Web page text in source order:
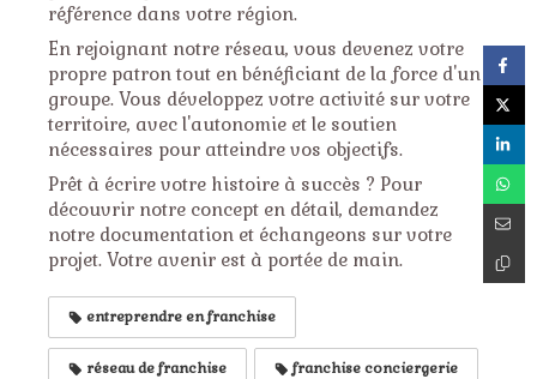
référence dans votre région.
En rejoignant notre réseau, vous devenez votre
propre patron tout en bénéficiant de la force d'un
groupe. Vous développez votre activité sur votre
territoire, avec l'autonomie et le soutien
nécessaires pour atteindre vos objectifs.
Prêt à écrire votre histoire à succès ? Pour
découvrir notre concept en détail, demandez
notre documentation et échangeons sur votre
projet. Votre avenir est à portée de main.
entreprendre en franchise
réseau de franchise franchise conciergerie